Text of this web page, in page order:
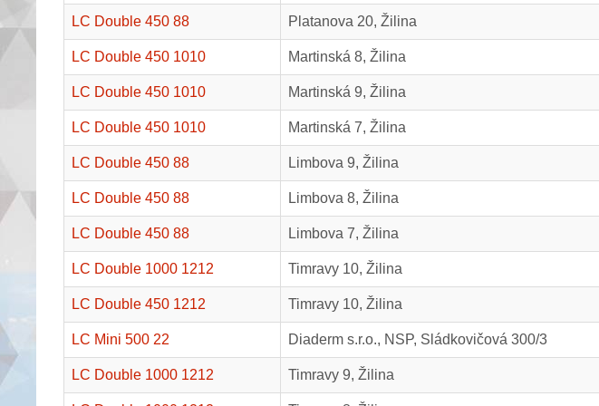
LC Double 450 88 Platanova 20, Žilina
LC Double 450 1010 Martinská 8, Žilina
LC Double 450 1010 Martinská 9, Žilina
LC Double 450 1010 Martinská 7, Žilina
LC Double 450 88 Limbova 9, Žilina
LC Double 450 88 Limbova 8, Žilina
LC Double 450 88 Limbova 7, Žilina
LC Double 1000 1212 Timravy 10, Žilina
LC Double 450 1212 Timravy 10, Žilina
LC Mini 500 22 Diaderm s.r.o., NSP, Sládkovičová 300/3
LC Double 1000 1212 Timravy 9, Žilina